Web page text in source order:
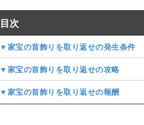
目次
▼家宝の首飾りを取り返せの発生条件
▼家宝の首飾りを取り返せの攻略
▼家宝の首飾りを取り返せの報酬